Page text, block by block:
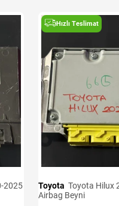
Hızlı Teslimat
Toyota
Airbag Beyni